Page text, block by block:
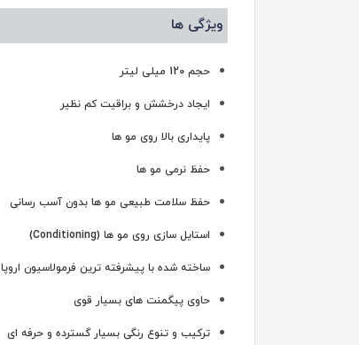
ویژگی ها
حجم 120 میلی لیتر
ایجاد درخشش و براقیت کم نظیر
پایداری بالا روی مو ها
حفظ نرمی مو ها
حفظ سلامت طبیعی مو ها بدون آسب رسانی
استایل سازی روی مو ها (Conditioning)
ساخته شده با پیشرفته ترین فرمولاسیون اروپا
حاوی پیگمنت های بسیار قوی
ترکیب و تنوع رنگی بسیار گسترده و حرفه ای